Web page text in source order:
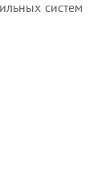
систем